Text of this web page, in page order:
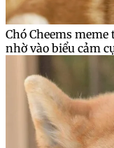
Chó Cheems
nhờ vào biểu cảm